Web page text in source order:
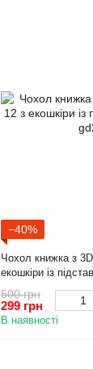
−40%
Чохол книжка з
екошкіри із
500 грн
299 грн
В наявності